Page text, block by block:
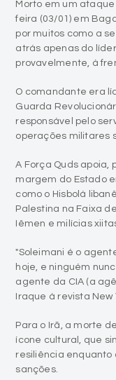
Morto em um
feira (03/01) em
por muitos como a
atrás apenas do
provavelmente, à
O comandante era
Guarda
responsável pelo
operações militares
A Força Quds apoia,
margem do Estado
como o Hisbolá
Palestina na Faixa
Iêmen e milícias
"Soleimani é o
hoje, e ninguém
agente da CIA (a
Iraque à revista New
Para o Irã, a morte
ícone cultural, que
resiliência enquanto
sanções.